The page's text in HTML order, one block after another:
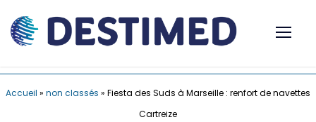
Accueil » non classés » Fiesta des Suds à Marseille : renfort de navettes
Cartreize